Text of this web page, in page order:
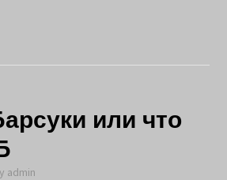
или что
admin